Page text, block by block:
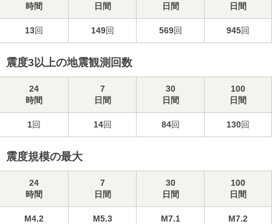
時間
日間
日間
日間
13回 149回 569回 945回
震度3以上の地震観測回数
24
時間
7
日間
30
日間
100
日間
1回 14回 84回 130回
震度規模の最大
24
時間
7
日間
30
日間
100
日間
M4.2
M5.3
M7.1
M7.2